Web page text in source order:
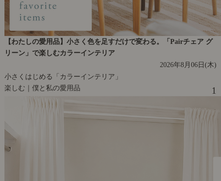
【わたしの愛用品】小さく色を足すだけで変わる。「Pairチェア グ
リーン」で楽しむカラーインテリア
2026年8月06日(木)
小さくはじめる「カラーインテリア」
楽しむ｜僕と私の愛用品
1